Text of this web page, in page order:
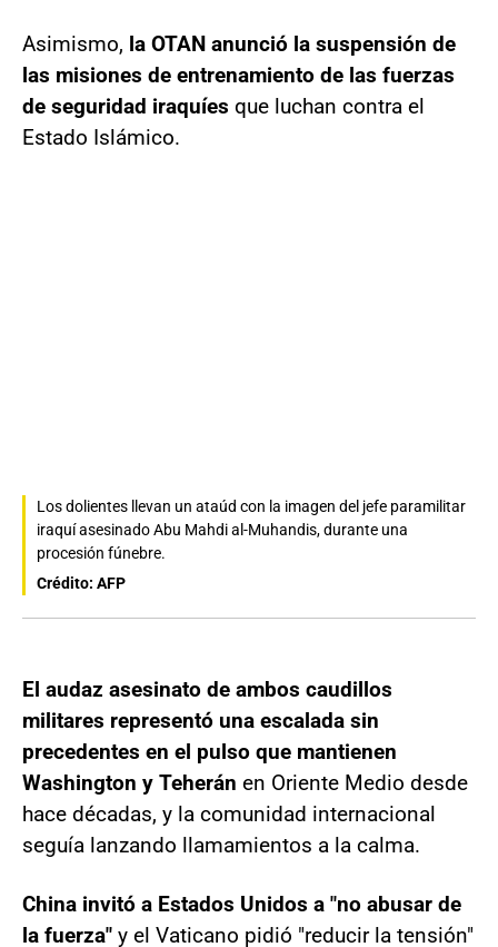
Asimismo, la OTAN anunció la suspensión de
las misiones de entrenamiento de las fuerzas
de seguridad iraquíes que luchan contra el
Estado Islámico.
Los dolientes llevan un ataúd con la imagen del jefe paramilitar
iraquí asesinado Abu Mahdi al-Muhandis, durante una
procesión fúnebre.
Crédito: AFP
El audaz asesinato de ambos caudillos
militares representó una escalada sin
precedentes en el pulso que mantienen
Washington y Teherán en Oriente Medio desde
hace décadas, y la comunidad internacional
seguía lanzando llamamientos a la calma.
China invitó a Estados Unidos a "no abusar de
la fuerza" y el Vaticano pidió "reducir la tensión"